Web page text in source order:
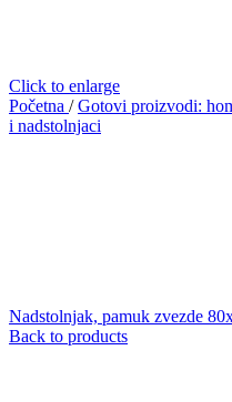
Click to enlarge
Početna / Gotovi proizvodi:
i nadstolnjaci
Nadstolnjak, pamuk zvezde
Back to products